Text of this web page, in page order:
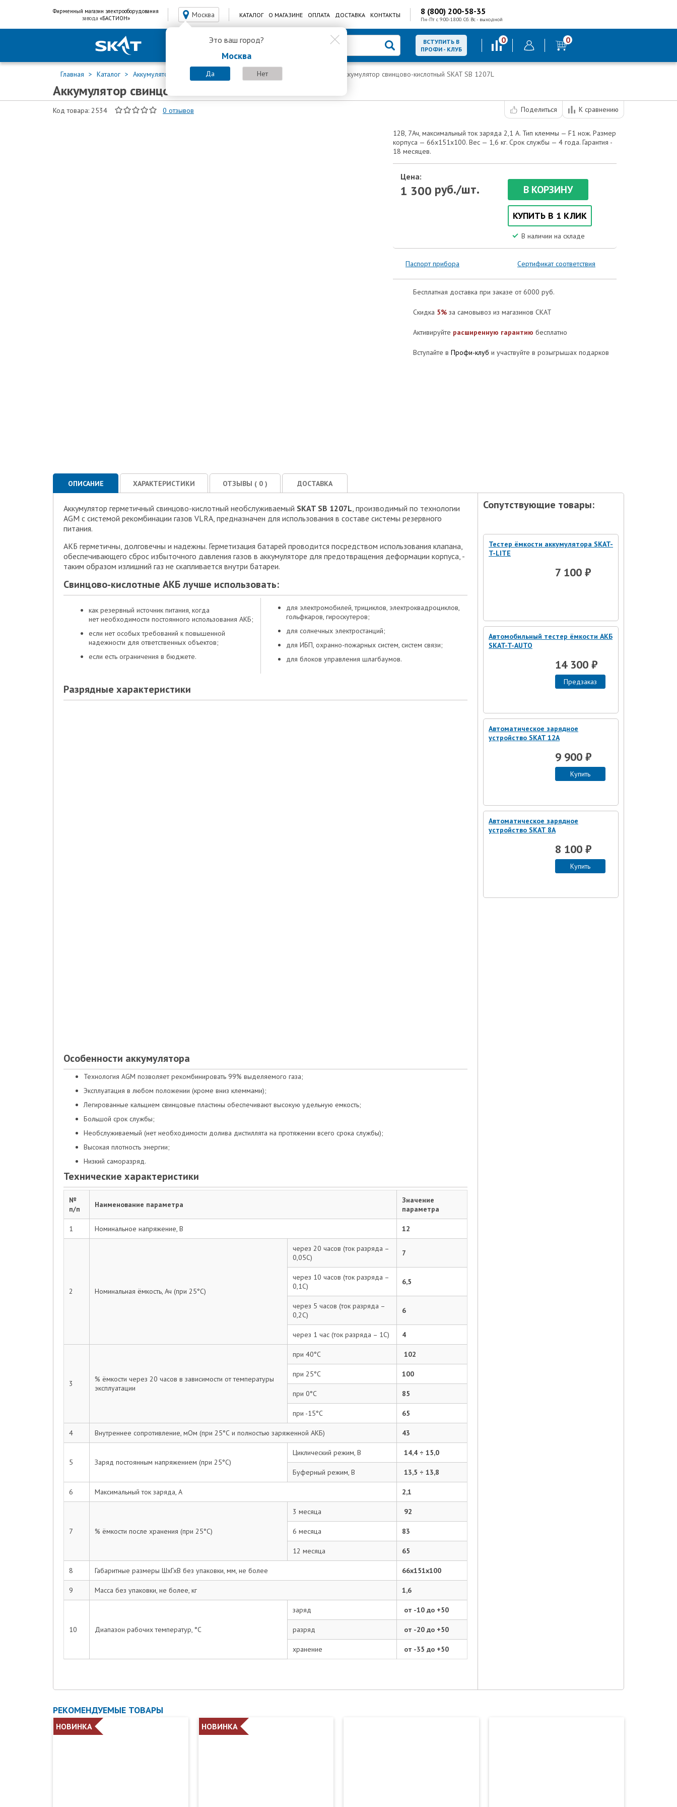
Фирменный магазин электрооборудования
завода «БАСТИОН» Москва
Это ваш город?
Москва
Да Нет
КАТАЛОГ О МАГАЗИНЕ ОПЛАТА ДОСТАВКА КОНТАКТЫ 8 (800) 200-58-35
Пн-Пт с 9:00-18:00. Сб. Вс - выходной
ВСТУПИТЬ В
ПРОФИ - КЛУБ
0 0
Главная Каталог Аккумуляторы для ИБП Свинцово-кислотные аккумуляторы Аккумулятор свинцово-кислотный SKAT SB 1207L
Аккумулятор свинцово-кислотный SKAT SB 1207L
Код товара: 2534 0 отзывов Поделиться К сравнению
12В, 7Ач, максимальный ток заряда 2,1 А. Тип клеммы — F1 нож. Размер
корпуса — 66х151х100. Вес — 1,6 кг. Срок службы — 4 года. Гарантия -
18 месяцев.
Цена:
1 300 руб./шт. В КОРЗИНУ
КУПИТЬ В 1 КЛИК
В наличии на складе
Паспорт прибора Сертификат соответствия
Бесплатная доставка при заказе от 6000 руб.
Скидка 5% за самовывоз из магазинов СКАТ
Активируйте расширенную гарантию бесплатно
Вступайте в Профи-клуб и участвуйте в розыгрышах подарков
ОПИСАНИЕ ХАРАКТЕРИСТИКИ ОТЗЫВЫ ( 0 ) ДОСТАВКА
Сопутствующие товары:
Тестер ёмкости аккумулятора SKAT-
T-LITE
7 100 ₽
Автомобильный тестер ёмкости АКБ
SKAT-T-AUTO
14 300 ₽
Предзаказ
Автоматическое зарядное
устройство SKAT 12А
9 900 ₽
Купить
Автоматическое зарядное
устройство SKAT 8А
8 100 ₽
Купить
Аккумулятор герметичный свинцово-кислотный необслуживаемый SKAT SB 1207L, производимый по технологии
AGM с системой рекомбинации газов VLRA, предназначен для использования в составе системы резервного
питания.
АКБ герметичны, долговечны и надежны. Герметизация батарей проводится посредством использования клапана,
обеспечивающего сброс избыточного давления газов в аккумуляторе для предотвращения деформации корпуса, -
таким образом излишний газ не скапливается внутри батареи.
Свинцово-кислотные АКБ лучше использовать:
как резервный источник питания, когда
нет необходимости постоянного использования АКБ;
если нет особых требований к повышенной
надежности для ответственных объектов;
если есть ограничения в бюджете.
для электромобилей, трициклов, электроквадроциклов,
гольфкаров, гироскутеров;
для солнечных электростанций;
для ИБП, охранно-пожарных систем, систем связи;
для блоков управления шлагбаумов.
Разрядные характеристики
Особенности аккумулятора
Технология AGM позволяет рекомбинировать 99% выделяемого газа;
Эксплуатация в любом положении (кроме вниз клеммами);
Легированные кальцием свинцовые пластины обеспечивают высокую удельную емкость;
Большой срок службы;
Необслуживаемый (нет необходимости долива дистиллята на протяжении всего срока службы);
Высокая плотность энергии;
Низкий саморазряд.
Технические характеристики
№
п/п
Наименование параметра
Значение
параметра
1 Номинальное напряжение, В 12
2 Номинальная ёмкость, Ач (при 25°С)
через 20 часов (ток разряда –
0,05С)
7
через 10 часов (ток разряда –
0,1С)
6,5
через 5 часов (ток разряда –
0,2С)
6
через 1 час (ток разряда – 1С) 4
3
% ёмкости через 20 часов в зависимости от температуры
эксплуатации
при 40°С 102
при 25°С 100
при 0°С 85
при -15°С 65
4 Внутреннее сопротивление, мОм (при 25°С и полностью заряженной АКБ) 43
5 Заряд постоянным напряжением (при 25°С)
Циклический режим, В 14,4 ÷ 15,0
Буферный режим, В 13,5 ÷ 13,8
6 Максимальный ток заряда, А 2,1
7 % ёмкости после хранения (при 25°С)
3 месяца 92
6 месяца 83
12 месяца 65
8 Габаритные размеры ШхГхВ без упаковки, мм, не более 66х151х100
9 Масса без упаковки, не более, кг 1,6
10 Диапазон рабочих температур, °С
заряд от -10 до +50
разряд от -20 до +50
хранение от -35 до +50
РЕКОМЕНДУЕМЫЕ ТОВАРЫ
НОВИНКА НОВИНКА
Комментарий:*
Ваш адрес электронной почты не будет виден другим
пользователям. На вашу электронную почту будут приходить
ответы. Перед публикацией все сообщения проходят модерацию.
Согласен на обработку персональных
данных согласно ФЗ-152
Отправить отзыв